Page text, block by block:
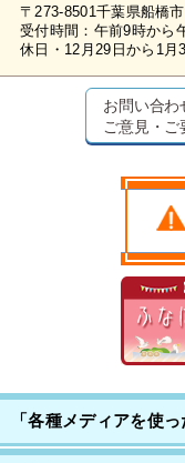
〒273-8501千葉県船橋
受付時間：午前9時か
休日・12月29日から1月
お問い合わ
ご意見・ご
「各種メディアを使